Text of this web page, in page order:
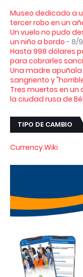
Museo dedicado a
tercer robo en un
Un vuelo no pudo
un niño a bordo - 8/
Hasta 998 dólares
para cobrarles
Una madre
sangriento y
Tres muertos en
la ciudad rusa de
TIPO DE CAMBIO
Currency.Wiki